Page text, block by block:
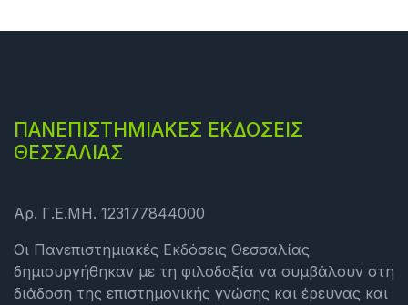
ΠΑΝΕΠΙΣΤΗΜΙΑΚΕΣ ΕΚΔΟΣΕΙΣ
ΘΕΣΣΑΛΙΑΣ
Αρ. Γ.Ε.ΜΗ. 123177844000
Οι Πανεπιστημιακές Εκδόσεις Θεσσαλίας
δημιουργήθηκαν με τη φιλοδοξία να συμβάλουν στη
διάδοση της επιστημονικής γνώσης και έρευνας και